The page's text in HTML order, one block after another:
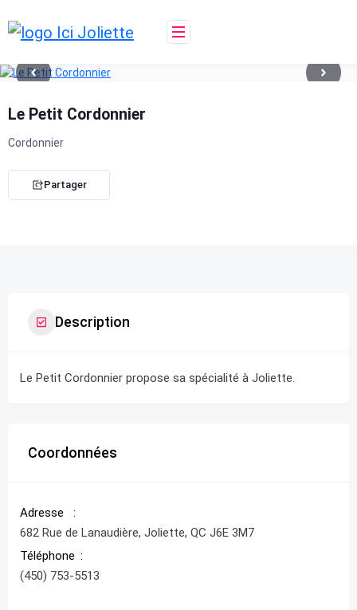
to
content
Le Petit Cordonnier
Cordonnier
Partager
Description
Le Petit Cordonnier propose sa spécialité à Joliette.
Coordonnées
Adresse
682 Rue de Lanaudière, Joliette, QC J6E 3M7
Téléphone
(450) 753-5513